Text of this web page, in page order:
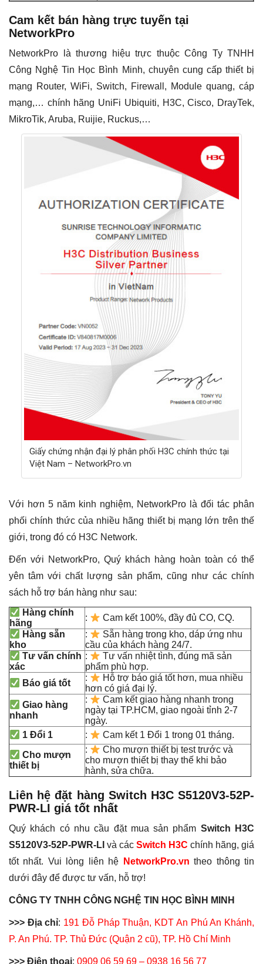
Cam kết bán hàng trực tuyến tại
NetworkPro
NetworkPro là thương hiệu trực thuộc Công Ty TNHH
Công Nghệ Tin Học Bình Minh, chuyên cung cấp thiết bị
mạng Router, WiFi, Switch, Firewall, Module quang, cáp
mạng,… chính hãng UniFi Ubiquiti, H3C, Cisco, DrayTek,
MikroTik, Aruba, Ruijie, Ruckus,…
Giấy chứng nhận đại lý phân phối H3C chính thức tại
Việt Nam – NetworkPro.vn
Với hơn 5 năm kinh nghiệm, NetworkPro là đối tác phân
phối chính thức của nhiều hãng thiết bị mạng lớn trên thế
giới, trong đó có H3C Network.
Đến với NetworkPro, Quý khách hàng hoàn toàn có thể
yên tâm với chất lượng sản phẩm, cũng như các chính
sách hỗ trợ bán hàng như sau:
Hàng chính
hãng
:
Cam kết 100%, đầy đủ CO, CQ.
Hàng sẵn
kho
:
Sẵn hàng trong kho, dáp ứng nhu
cầu của khách hàng 24/7.
Tư vấn chính
xác
:
Tư vấn nhiệt tình, đúng mã sản
phẩm phù hợp.
Báo giá tốt
:
Hỗ trợ báo giá tốt hơn, mua nhiều
hơn có giá đại lý.
Giao hàng
nhanh
:
Cam kết giao hàng nhanh trong
ngày tại TP.HCM, giao ngoài tỉnh 2-7
ngày.
1 Đổi 1
:
Cam kết 1 Đổi 1 trong 01 tháng.
Cho mượn
thiết bị
:
Cho mượn thiết bị test trước và
cho mượn thiết bị thay thế khi bảo
hành, sửa chữa.
Liên hệ đặt hàng Switch H3C S5120V3-52P-
PWR-LI giá tốt nhất
Quý khách có nhu cầu đặt mua sản phẩm Switch H3C
S5120V3-52P-PWR-LI và các Switch H3C chính hãng, giá
tốt nhất. Vui lòng liên hệ
NetworkPro.vn theo thông tin
dưới đây để được tư vấn, hỗ trợ!
CÔNG TY TNHH CÔNG NGHỆ TIN HỌC BÌNH MINH
>>> Địa chỉ: 191 Đỗ Pháp Thuận, KDT An Phú An Khánh,
P. An Phú. TP. Thủ Đức (Quận 2 cũ), TP. Hồ Chí Minh
>>> Điện thoại: 0909 06 59 69 – 0938 16 56 77